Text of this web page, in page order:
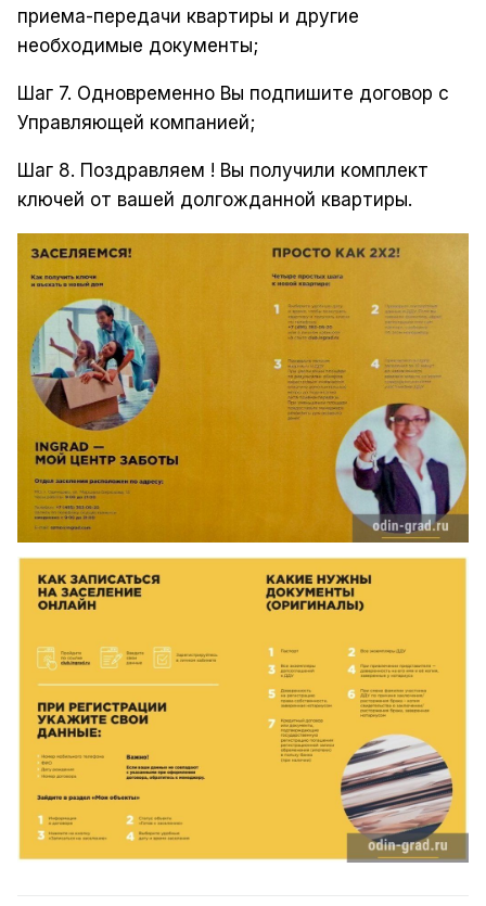
приема-передачи квартиры и другие
необходимые документы;
Шаг 7. Одновременно Вы подпишите договор с
Управляющей компанией;
Шаг 8. Поздравляем ! Вы получили комплект
ключей от вашей долгожданной квартиры.